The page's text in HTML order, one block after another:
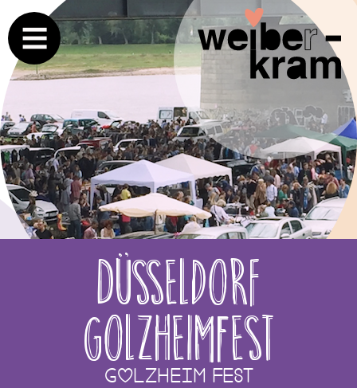
Düsseldorf
GolzheimFest
Golzheim Fest